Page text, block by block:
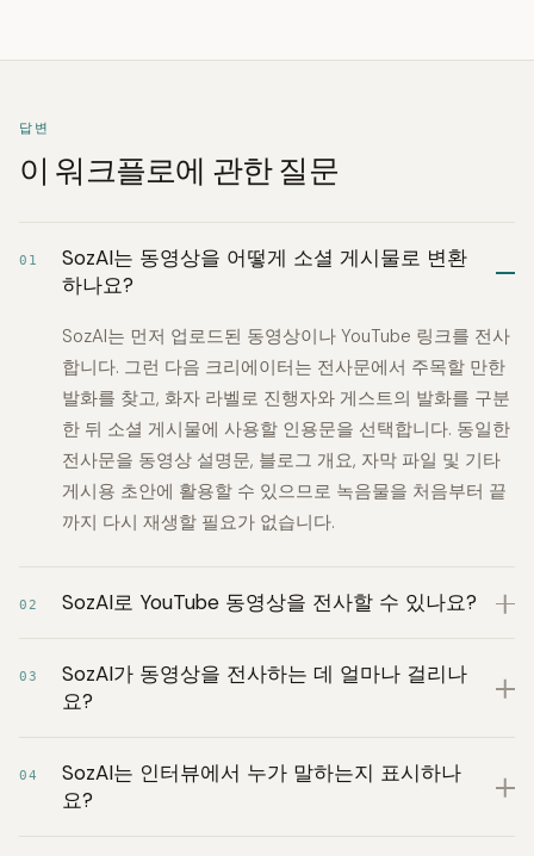
답변
이 워크플로에 관한 질문
01
SozAI는 동영상을 어떻게 소셜 게시물로 변환
하나요?
SozAI는 먼저 업로드된 동영상이나 YouTube 링크를 전사
합니다. 그런 다음 크리에이터는 전사문에서 주목할 만한
발화를 찾고, 화자 라벨로 진행자와 게스트의 발화를 구분
한 뒤 소셜 게시물에 사용할 인용문을 선택합니다. 동일한
전사문을 동영상 설명문, 블로그 개요, 자막 파일 및 기타
게시용 초안에 활용할 수 있으므로 녹음물을 처음부터 끝
까지 다시 재생할 필요가 없습니다.
02 SozAI로 YouTube 동영상을 전사할 수 있나요?
03
SozAI가 동영상을 전사하는 데 얼마나 걸리나
요?
04
SozAI는 인터뷰에서 누가 말하는지 표시하나
요?